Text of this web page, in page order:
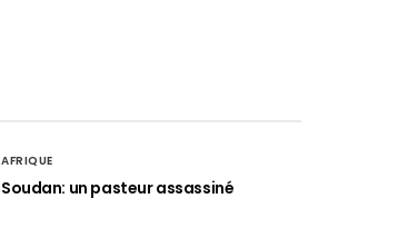
AFRIQUE
Soudan: un pasteur assassiné